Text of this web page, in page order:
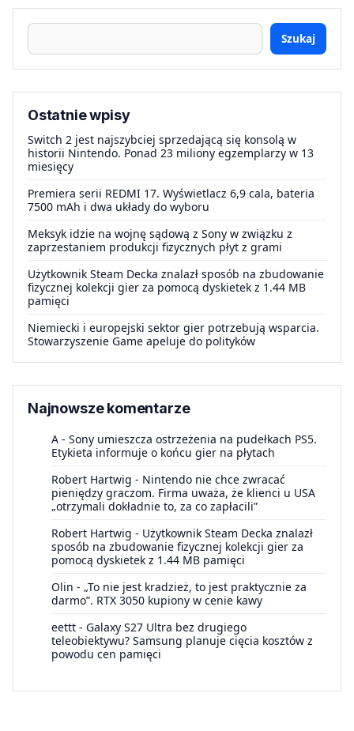
Szukaj
Ostatnie wpisy
Switch 2 jest najszybciej sprzedającą się konsolą w
historii Nintendo. Ponad 23 miliony egzemplarzy w 13
miesięcy
Premiera serii REDMI 17. Wyświetlacz 6,9 cala, bateria
7500 mAh i dwa układy do wyboru
Meksyk idzie na wojnę sądową z Sony w związku z
zaprzestaniem produkcji fizycznych płyt z grami
Użytkownik Steam Decka znalazł sposób na zbudowanie
fizycznej kolekcji gier za pomocą dyskietek z 1.44 MB
pamięci
Niemiecki i europejski sektor gier potrzebują wsparcia.
Stowarzyszenie Game apeluje do polityków
Najnowsze komentarze
A - Sony umieszcza ostrzeżenia na pudełkach PS5.
Etykieta informuje o końcu gier na płytach
Robert Hartwig - Nintendo nie chce zwracać
pieniędzy graczom. Firma uważa, że klienci u USA
„otrzymali dokładnie to, za co zapłacili”
Robert Hartwig - Użytkownik Steam Decka znalazł
sposób na zbudowanie fizycznej kolekcji gier za
pomocą dyskietek z 1.44 MB pamięci
Olin - „To nie jest kradzież, to jest praktycznie za
darmo”. RTX 3050 kupiony w cenie kawy
eettt - Galaxy S27 Ultra bez drugiego
teleobiektywu? Samsung planuje cięcia kosztów z
powodu cen pamięci